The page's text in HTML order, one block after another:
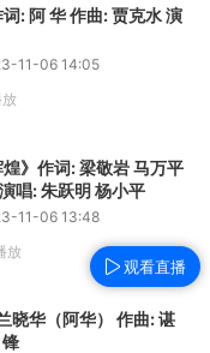
克水 演
11-06 14:05
煌》作词: 梁敬岩 马万平
作曲: 牛世强 演唱: 朱跃明 杨小平
11-06 13:48
放
晓华（阿华） 作曲: 谌
丽君 演唱: 洪 锋
观看直播